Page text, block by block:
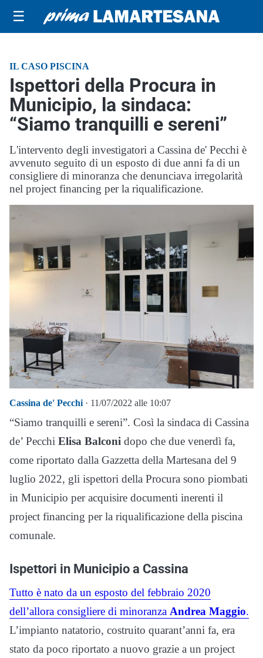
☰
IL CASO PISCINA
Ispettori della Procura in
Municipio, la sindaca:
“Siamo tranquilli e sereni”
L'intervento degli investigatori a Cassina de' Pecchi è
avvenuto seguito di un esposto di due anni fa di un
consigliere di minoranza che denunciava irregolarità
nel project financing per la riqualificazione.
Cassina de' Pecchi · 11/07/2022 alle 10:07
“Siamo tranquilli e sereni”. Così la sindaca di Cassina
de’ Pecchi Elisa Balconi dopo che due venerdì fa,
come riportato dalla Gazzetta della Martesana del 9
luglio 2022, gli ispettori della Procura sono piombati
in Municipio per acquisire documenti inerenti il
project financing per la riqualificazione della piscina
comunale.
Ispettori in Municipio a Cassina
Tutto è nato da un esposto del febbraio 2020
dell’allora consigliere di minoranza Andrea Maggio.
L’impianto natatorio, costruito quarant’anni fa, era
stato da poco riportato a nuovo grazie a un project